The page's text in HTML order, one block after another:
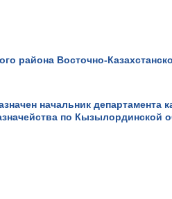
района Восточно-
начальник департамента
по Кызылординской